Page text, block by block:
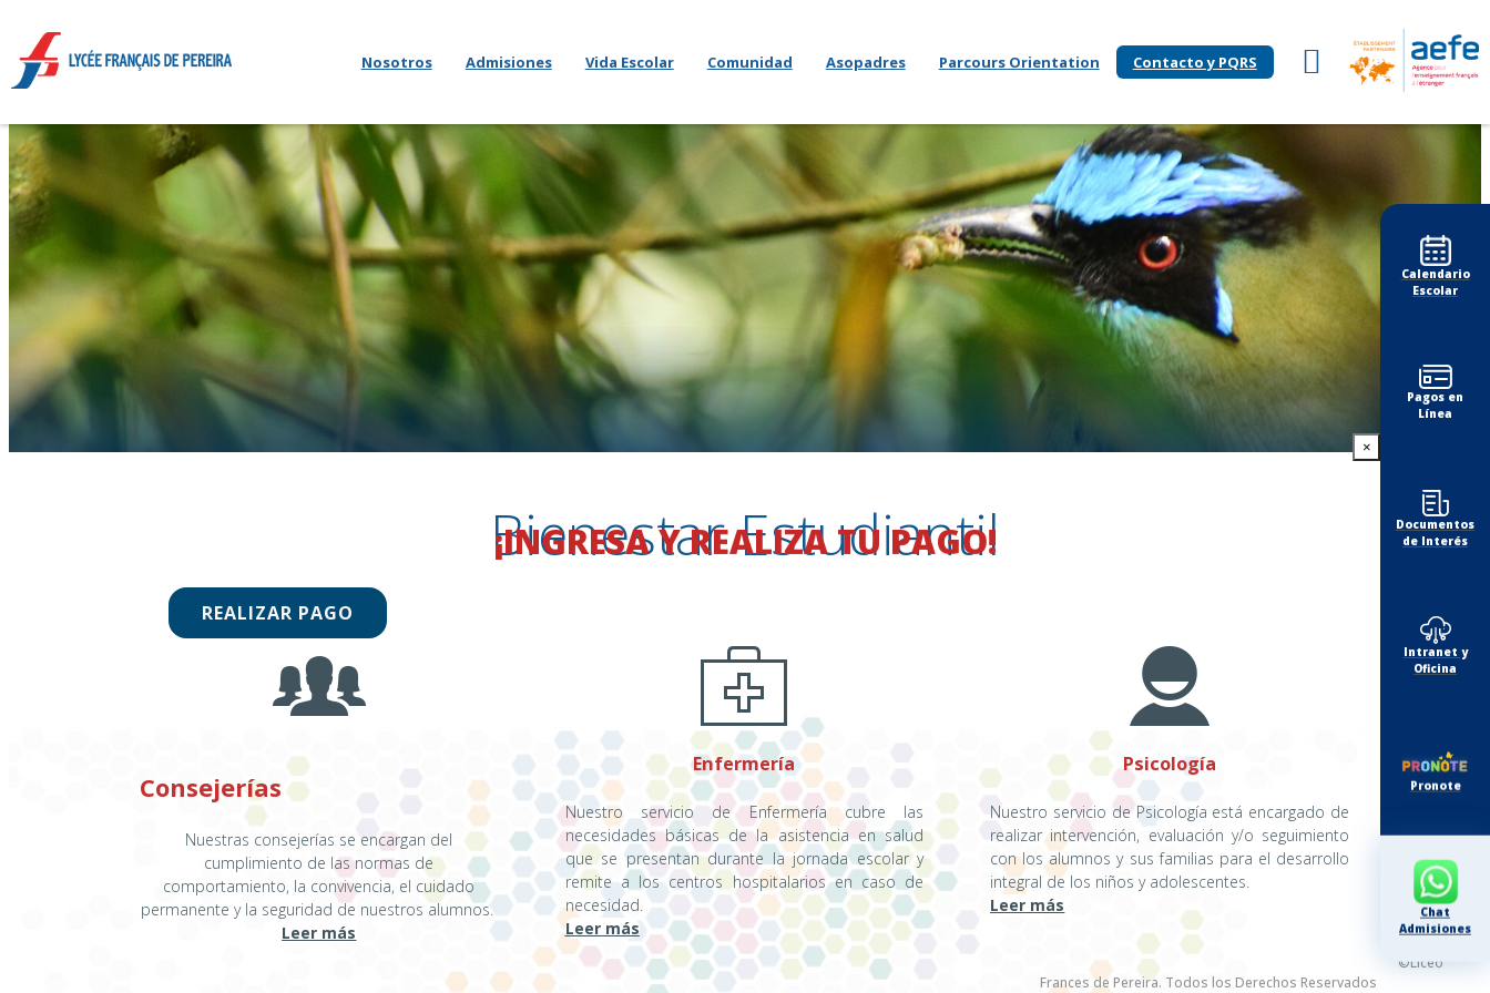
Nosotros Admisiones Vida Escolar Comunidad Asopadres Parcours Orientation Contacto y PQRS
Bienestar Estudiantil
Consejerías
Nuestras consejerías se encargan del
cumplimiento de las normas de
comportamiento, la convivencia, el cuidado
permanente y la seguridad de nuestros alumnos.
Leer más
Enfermería
Nuestro servicio de Enfermería cubre las
necesidades básicas de la asistencia en salud
que se presentan durante la jornada escolar y
remite a los centros hospitalarios en caso de
necesidad.
Leer más
Psicología
Nuestro servicio de Psicología está encargado de
realizar intervención, evaluación y/o seguimiento
con los alumnos y sus familias para el desarrollo
integral de los niños y adolescentes.
Leer más
Calendario
Escolar
Pagos en
Línea
Documentos
de Interés
Intranet y
Oficina
Pronote
Chat
Admisiones
©Liceo
Frances de Pereira. Todos los Derechos Reservados
×
¡INGRESA Y REALIZA TU PAGO!
REALIZAR PAGO